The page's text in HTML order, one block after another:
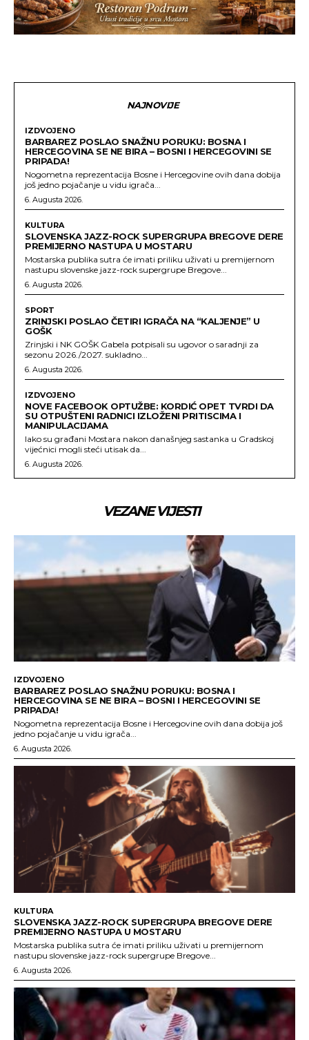
NAJNOVIJE
IZDVOJENO
BARBAREZ POSLAO SNAŽNU PORUKU: BOSNA I
HERCEGOVINA SE NE BIRA – BOSNI I HERCEGOVINI SE
PRIPADA!
Nogometna reprezentacija Bosne i Hercegovine ovih dana dobija
još jedno pojačanje u vidu igrača...
6. Augusta 2026.
KULTURA
SLOVENSKA JAZZ-ROCK SUPERGRUPA BREGOVE DERE
PREMIJERNO NASTUPA U MOSTARU
Mostarska publika sutra će imati priliku uživati u premijernom
nastupu slovenske jazz-rock supergrupe Bregove...
6. Augusta 2026.
SPORT
ZRINJSKI POSLAO ČETIRI IGRAČA NA “KALJENJE” U
GOŠK
Zrinjski i NK GOŠK Gabela potpisali su ugovor o saradnji za
sezonu 2026./2027. sukladno...
6. Augusta 2026.
IZDVOJENO
NOVE FACEBOOK OPTUŽBE: KORDIĆ OPET TVRDI DA
SU OTPUŠTENI RADNICI IZLOŽENI PRITISCIMA I
MANIPULACIJAMA
Iako su građani Mostara nakon današnjeg sastanka u Gradskoj
vijećnici mogli steći utisak da...
6. Augusta 2026.
VEZANE VIJESTI
IZDVOJENO
BARBAREZ POSLAO SNAŽNU PORUKU: BOSNA I
HERCEGOVINA SE NE BIRA – BOSNI I HERCEGOVINI SE
PRIPADA!
Nogometna reprezentacija Bosne i Hercegovine ovih dana dobija još
jedno pojačanje u vidu igrača...
6. Augusta 2026.
KULTURA
SLOVENSKA JAZZ-ROCK SUPERGRUPA BREGOVE DERE
PREMIJERNO NASTUPA U MOSTARU
Mostarska publika sutra će imati priliku uživati u premijernom
nastupu slovenske jazz-rock supergrupe Bregove...
6. Augusta 2026.